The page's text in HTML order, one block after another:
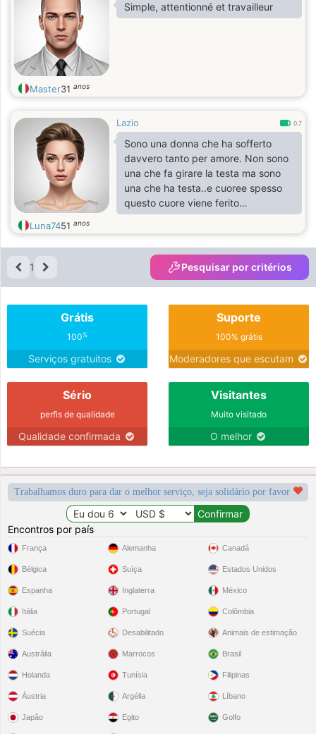
Simple, attentionné et travailleur
Master31 anos
Lazio 0.7
Sono una donna che ha sofferto
davvero tanto per amore. Non sono
una che fa girare la testa ma sono
una che ha testa..e cuoree spesso
questo cuore viene ferito
gratuitamente. Ho una disabilità ma
sono abbastanza autonoma.
Luna7451 anos
1 Pesquisar por critérios
Grátis
100%
Serviços gratuitos
Suporte
100% grátis
Moderadores que escutam
Sério
perfis de qualidade
Qualidade confirmada
Visitantes
Muito visitado
O melhor
Trabalhamos duro para dar o melhor serviço, seja solidário por favor
Encontros por país
França
Bélgica
Espanha
Itália
Suécia
Alemanha
Suíça
Inglaterra
Portugal
Desabilitado
Canadá
Estados Unidos
México
Colômbia
Animais de estimação
Austrália
Holanda
Áustria
Japão
Marrocos
Tunísia
Argélia
Egito
Brasil
Filipinas
Líbano
Golfo